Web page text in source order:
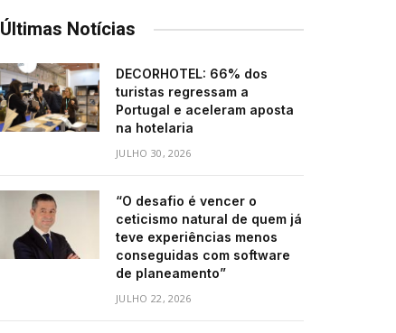
Últimas Notícias
DECORHOTEL: 66% dos
turistas regressam a
Portugal e aceleram aposta
na hotelaria
JULHO 30, 2026
“O desafio é vencer o
ceticismo natural de quem já
teve experiências menos
conseguidas com software
de planeamento”
JULHO 22, 2026